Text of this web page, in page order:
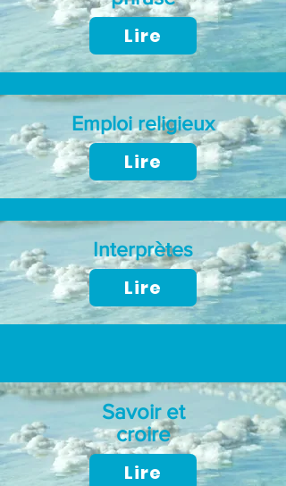
Lire
Emploi religieux
Lire
Interprètes
Lire
Savoir et
croire
Lire